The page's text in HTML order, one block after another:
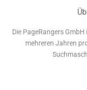
Die PageRangers
mehreren Jahren